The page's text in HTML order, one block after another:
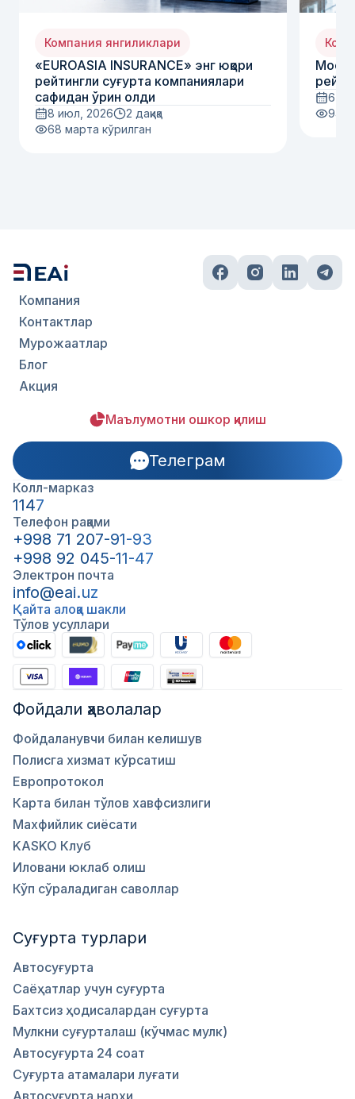
Компания янгиликлари
«EUROASIA INSURANCE» энг юқори
рейтингли суғурта компаниялари
сафидан ўрин олди
8 июл, 2026
2 дақиқа
68 марта кўрилган
6
94
Компания
Контактлар
Мурожаатлар
Блог
Акция
Маълумотни ошкор қилиш
Телеграм
Колл-марказ
1147
Телефон рақами
+998 71 207-91-93
+998 92 045-11-47
Электрон почта
info@eai.uz
Қайта алоқа шакли
Тўлов усуллари
Фойдали ҳаволалар
Фойдаланувчи билан келишув
Полисга хизмат кўрсатиш
Европротокол
Карта билан тўлов хавфсизлиги
Махфийлик сиёсати
KASKO Клуб
Иловани юклаб олиш
Кўп сўраладиган саволлар
Суғурта турлари
Автосуғурта
Саёҳатлар учун суғурта
Бахтсиз ҳодисалардан суғурта
Мулкни суғурталаш (кўчмас мулк)
Автосуғурта 24 соат
Суғурта атамалари луғати
Автосуғурта нархи